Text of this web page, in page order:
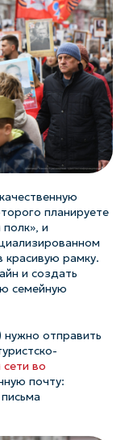
планируете
и
рамку.
и создать
семейную
отправить
во
почту:
письма